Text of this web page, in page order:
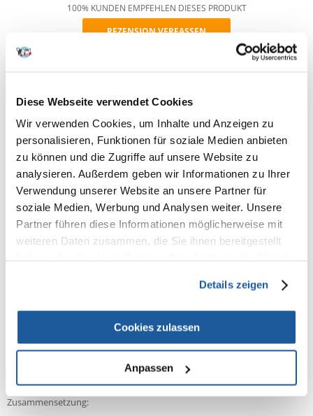
Diese Webseite verwendet Cookies
Wir verwenden Cookies, um Inhalte und Anzeigen zu
personalisieren, Funktionen für soziale Medien anbieten
zu können und die Zugriffe auf unsere Website zu
analysieren. Außerdem geben wir Informationen zu Ihrer
Verwendung unserer Website an unsere Partner für
soziale Medien, Werbung und Analysen weiter. Unsere
Partner führen diese Informationen möglicherweise mit
weiteren Daten zusammen, die Sie ihnen bereitgestellt
Details zeigen
Cookies zulassen
Anpassen
Recommend
100% KUNDEN EMPFEHLEN DIESES PRODUKT
REZENSION VERFASSEN
Bereits in der Aufzucht heranwachsender Welpen können
Unverträglichkeiten sowie Allergien gegen bestimmte
Nahrungsbestandteile auftreten. JUNIOR mit LAMM & REIS enthält
daher Rohstoffe von geringem allergenem Potential und ist besonders
magen- und darmschonend.
JUNIOR mit LAMM & REIS wird ausschließlich mit Reis als
Kohlenhydratträger, d. h. ohne glutenhaltiges Getreide und einem
hohen Anteil an Lammfleischmehl (min. 10 %) als Eiweißlieferant
hergestellt. Durch den Einsatz von Kolostrum wird das Immunsystem
ebenso gestärkt wie durch den spezifischen Immun-Komplex aus
ohne glutenhaltiges Getreide
angepasste Eiweiß- (25 %) & Fettgehalte (13 %)
mit Kolostrum, das die Abwehrkräfte des Junghundes stärkt
Zusammensetzung: